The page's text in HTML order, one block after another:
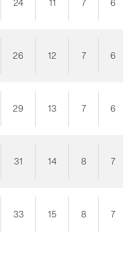
26 12 7 6
29 13 7 6
31 14 8 7
33 15 8 7